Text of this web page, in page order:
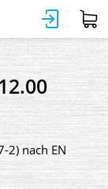
2) nach EN